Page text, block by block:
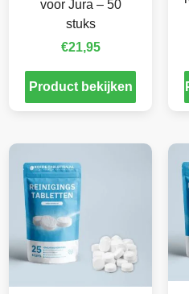
voor Jura – 50
stuks
€21,95
Product bekijken